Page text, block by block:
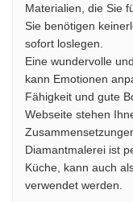
Materialien, die Sie
Sie benötigen
sofort loslegen.
Eine wundervolle
kann Emotionen
Fähigkeit und gute
Webseite stehen
Diamantmalerei ist
Küche, kann auch
verwendet werden.